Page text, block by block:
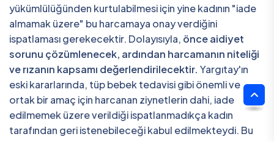
yükümlülüğünden kurtulabilmesi için yine kadının "iade
almamak üzere" bu harcamaya onay verdiğini
ispatlaması gerekecektir. Dolayısıyla, önce aidiyet
sorunu çözümlenecek, ardından harcamanın niteliği
ve rızanın kapsamı değerlendirilecektir. Yargıtay'ın
eski kararlarında, tüp bebek tedavisi gibi önemli ve
ortak bir amaç için harcanan ziynetlerin dahi, iade
edilmemek üzere verildiği ispatlanmadıkça kadın
tarafından geri istenebileceği kabul edilmekteydi. Bu